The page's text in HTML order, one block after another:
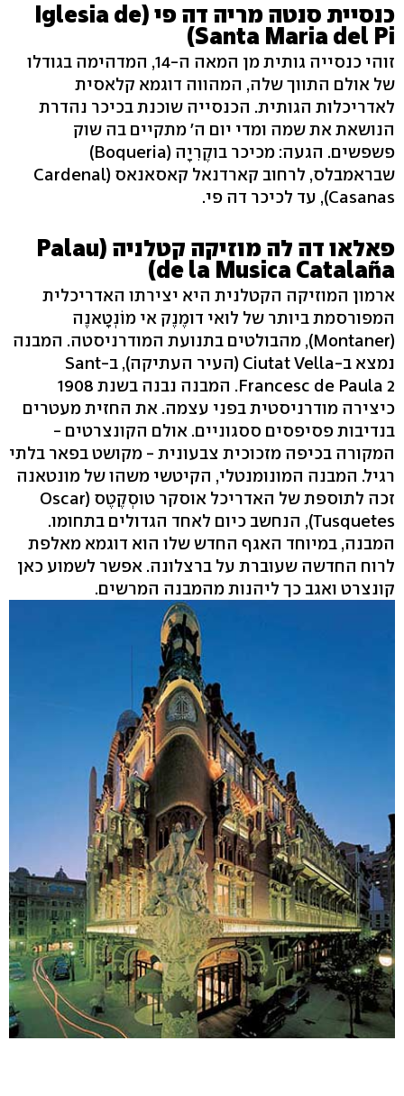
כנסיית סנטה מריה דה פי (Iglesia de
Santa Maria del Pi)
זוהי כנסייה גותית מן המאה ה-14, המדהימה בגודלו
של אולם התווך שלה, המהווה דוגמא קלאסית
לאדריכלות הגותית. הכנסייה שוכנת בכיכר נהדרת
הנושאת את שמה ומדי יום ה' מתקיים בה שוק
פשפשים. הגעה: מכיכר בוקֶרִיָה (Boqueria)
שבראמבלס, לרחוב קארדנאל קאסאנאס (Cardenal
Casanas), עד לכיכר דה פי.
פאלאו דה לה מוזיקה קטלניה (Palau
de la Musica Catalaña)
ארמון המוזיקה הקטלנית היא יצירתו האדריכלית
המפורסמת ביותר של לואי דומֶנֶק אי מוֹנְטָאנֶה
(Montaner), מהבולטים בתנועת המודרניסטה. המבנה
נמצא ב-Ciutat Vella (העיר העתיקה), ב-Sant
Francesc de Paula 2. המבנה נבנה בשנת 1908
כיצירה מודרניסטית בפני עצמה. את החזית מעטרים
בנדיבות פסיפסים ססגוניים. אולם הקונצרטים -
המקורה בכיפה מזכוכית צבעונית - מקושט בפאר בלתי
רגיל. המבנה המונומנטלי, הקיטשי משהו של מונטאנה
זכה לתוספת של האדריכל אוסקר טוסְקֶטֶס (Oscar
Tusquetes), הנחשב כיום לאחד הגדולים בתחומו.
המבנה, במיוחד האגף החדש שלו הוא דוגמא מאלפת
לרוח החדשה שעוברת על ברצלונה. אפשר לשמוע כאן
קונצרט ואגב כך ליהנות מהמבנה המרשים.